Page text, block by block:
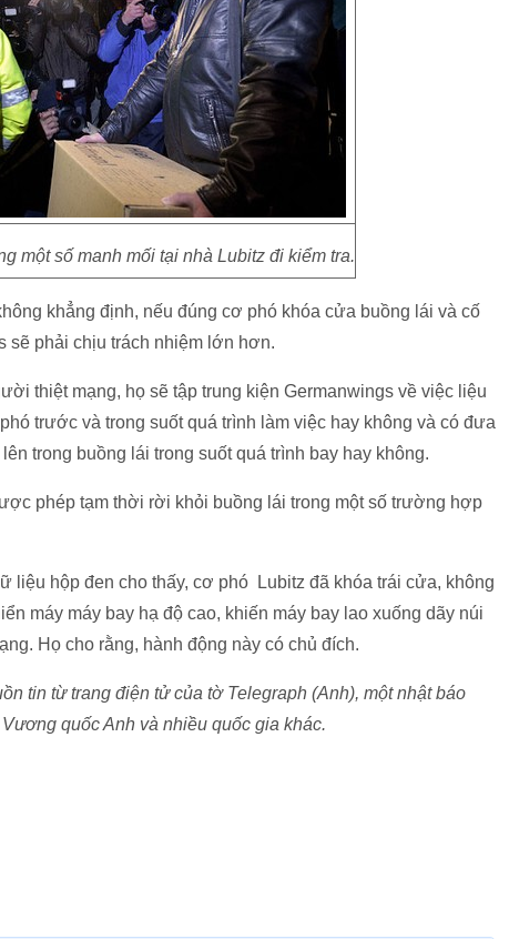
một số manh mối tại nhà Lubitz đi kiểm tra.
khẳng định, nếu đúng cơ phó khóa cửa buồng lái và cố
sẽ phải chịu trách nhiệm lớn hơn.
thiệt mạng, họ sẽ tập trung kiện Germanwings về việc liệu
trước và trong suốt quá trình làm việc hay không và có đưa
trong buồng lái trong suốt quá trình bay hay không.
phép tạm thời rời khỏi buồng lái trong một số trường hợp
liệu hộp đen cho thấy, cơ phó Lubitz đã khóa trái cửa, không
máy máy bay hạ độ cao, khiến máy bay lao xuống dãy núi
Họ cho rằng, hành động này có chủ đích.
tin từ trang điện tử của tờ Telegraph (Anh), một nhật báo
quốc Anh và nhiều quốc gia khác.